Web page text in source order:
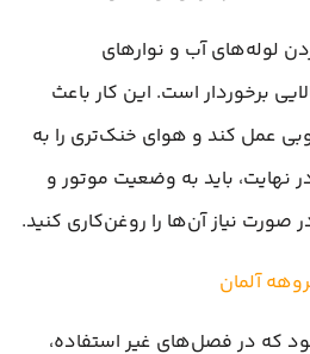
لوله‌های آب و نوارهای
برخوردار است. این کار باعث
عمل کند و هوای خنک‌تری را به
نهایت، باید به وضعیت موتور و
صورت نیاز آن‌ها را روغن‌کاری کنید.
آلمان
که در فصل‌های غیر استفاده،